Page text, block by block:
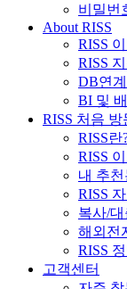
비밀번
About RISS
RISS
RISS
DB연
BI 및
RISS 처음 방
RISS란
RISS
내 추
RISS
복사/
해외전
RISS
고객센터